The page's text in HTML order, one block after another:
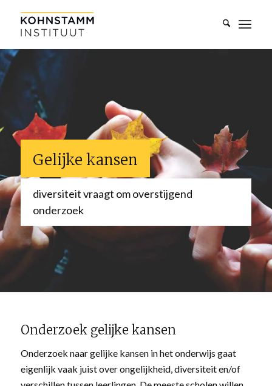
Gelijke kansen
diversiteit vraagt om overstijgend
onderzoek
Onderzoek gelijke kansen
Onderzoek naar gelijke kansen in het onderwijs gaat
eigenlijk vaak juist over ongelijkheid, diversiteit en/of